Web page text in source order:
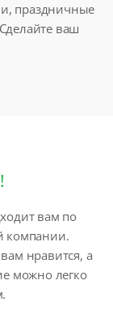
праздничные
ваш
вам по
компании.
нравится, а
можно легко